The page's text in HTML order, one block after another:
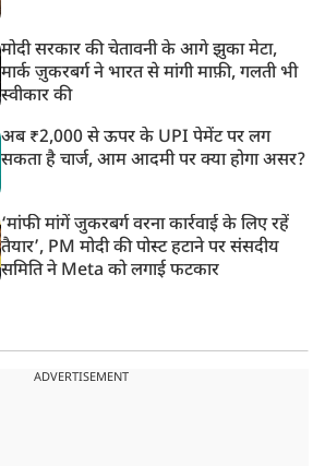
मोदी सरकार की चेतावनी के आगे झुका मेटा,
मार्क ज़ुकरबर्ग ने भारत से मांगी माफ़ी, गलती भी
स्वीकार की
अब ₹2,000 से ऊपर के UPI पेमेंट पर लग
सकता है चार्ज, आम आदमी पर क्या होगा असर?
‘मांफी मांगें जुकरबर्ग वरना कार्रवाई के लिए रहें
तैयार’, PM मोदी की पोस्ट हटाने पर संसदीय
समिति ने Meta को लगाई फटकार
ADVERTISEMENT